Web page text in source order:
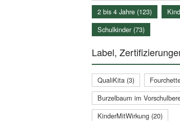
2 bis 4 Jahre (123)
Schulkinder (73)
Label,
QualiKita (3)
Burzelbaum im
KinderMitWirkung (20)